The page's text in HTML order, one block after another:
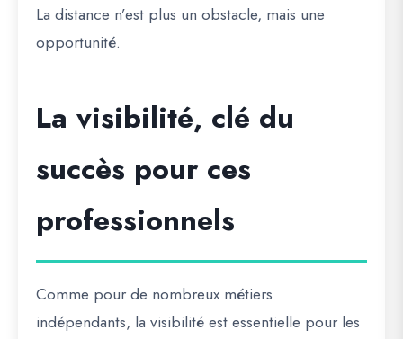
La distance n’est plus un obstacle, mais une
opportunité.
La visibilité, clé du
succès pour ces
professionnels
Comme pour de nombreux métiers
indépendants, la visibilité est essentielle pour les